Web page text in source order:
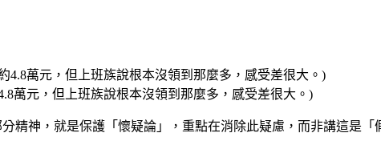
萬元，但上班族說根本沒領到那麼多，感受差很大。)
精神，就是保護「懷疑論」，重點在消除此疑慮，而非講這是「